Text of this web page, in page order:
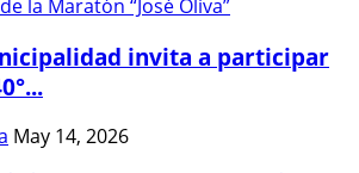
invita a participar
May 14, 2026